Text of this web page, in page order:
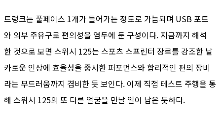
트렁크는 풀페이스 1개가 들어가는 정도로 가늠되며 USB 포트
와 외부 주유구로 편의성을 염두에 둔 구성이다. 지금까지 해석
한 것으로 보면 스위시 125는 스포츠 스프린터 장르를 강조한 날
카로운 인상에 효율성을 중시한 퍼포먼스와 합리적인 편의 장비
라는 부드러움까지 겸비한 듯 보인다. 이제 직접 테스트 주행을 통
해 스위시 125의 또 다른 얼굴을 만날 일이 남은 듯하다.